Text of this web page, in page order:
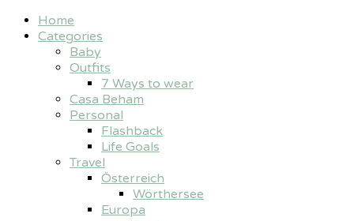
Home
Categories
Baby
Outfits
7 Ways to wear
Casa Beham
Personal
Flashback
Life Goals
Travel
Österreich
Wörthersee
Europa